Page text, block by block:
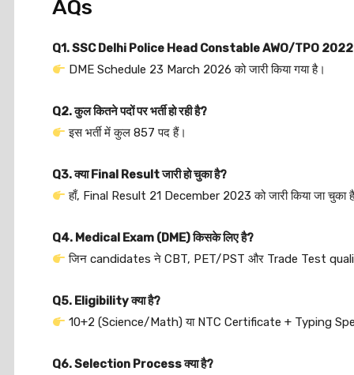
AQs
Q1. SSC Delhi Police Head Constable AWO/TPO 2022
DME Schedule 23 March 2026 को जारी किया गया है।
Q2. कुल कितने पदों पर भर्ती हो रही है?
इस भर्ती में कुल 857 पद हैं।
Q3. क्या Final Result जारी हो चुका है?
हाँ, Final Result 21 December 2023 को जारी किया जा चुका
Q4. Medical Exam (DME) किसके लिए है?
जिन candidates ने CBT, PET/PST और Trade Test
Q5. Eligibility क्या है?
10+2 (Science/Math) या NTC Certificate + Typing
Q6. Selection Process क्या है?